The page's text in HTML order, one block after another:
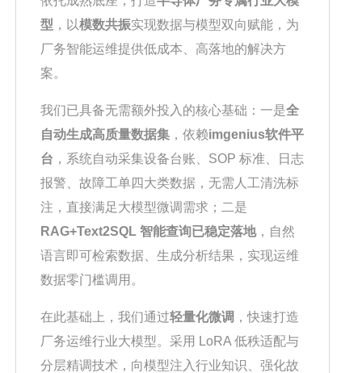
型 ，以模数共振实现数据与模型双向赋能，为
厂务智能运维提供低成本、高落地的解决方
案。
我们已具备无需额外投入的核心基础：一是全
自动生成高质量数据集 ，依赖imgenius软件平
台 ，系统自动采集设备台账、SOP 标准、日志
报警、故障工单四大类数据，无需人工清洗标
注，直接满足大模型微调需求；二是
RAG+Text2SQL 智能查询已稳定落地，自然
语言即可检索数据、生成分析结果，实现运维
数据零门槛调用。
在此基础上，我们通过轻量化微调 ，快速打造
厂务运维行业大模型。采用 LoRA 低秩适配与
分层精调技术，向模型注入行业知识、强化故